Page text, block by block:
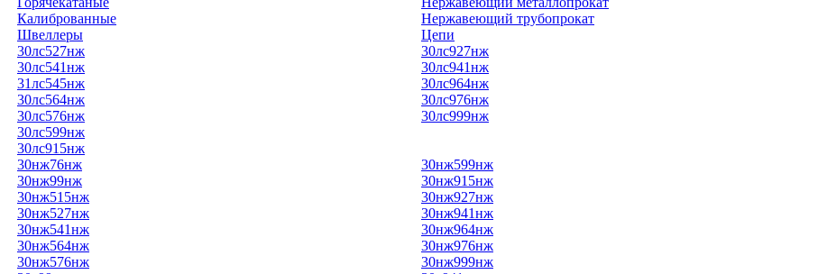
Калиброванные
Швеллеры
Нержавеющий трубопрокат
Цепи
30лс527нж
30лс541нж
31лс545нж
30лс564нж
30лс576нж
30лс599нж
30лс915нж
30лс927нж
30лс941нж
30лс964нж
30лс976нж
30лс999нж
30нж76нж
30нж99нж
30нж515нж
30нж527нж
30нж541нж
30нж564нж
30нж576нж
30нж599нж
30нж915нж
30нж927нж
30нж941нж
30нж964нж
30нж976нж
30нж999нж